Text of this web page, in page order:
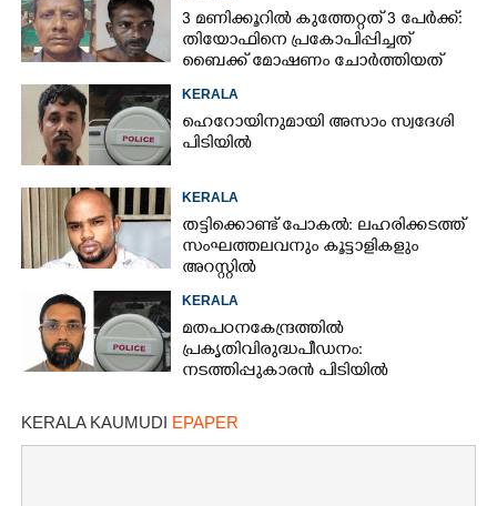
3 മണിക്കൂറിൽ കുത്തേറ്റത് 3 പേർക്ക്:
തിയോഫിനെ പ്രകോപിപ്പിച്ചത്
ബൈക്ക് മോഷണം ചോർത്തിയത്
KERALA
ഹെറോയിനുമായി അസാം സ്വദേശി
പിടിയിൽ
KERALA
തട്ടിക്കൊണ്ട് പോകൽ: ലഹരിക്കടത്ത്
സംഘത്തലവനും കൂട്ടാളികളും
അറസ്റ്റിൽ
KERALA
മതപഠന കേന്ദ്രത്തിൽ
പ്രകൃതിവിരുദ്ധ പീഡനം:
നടത്തിപ്പുകാരൻ പിടിയിൽ
KERALA KAUMUDI EPAPER